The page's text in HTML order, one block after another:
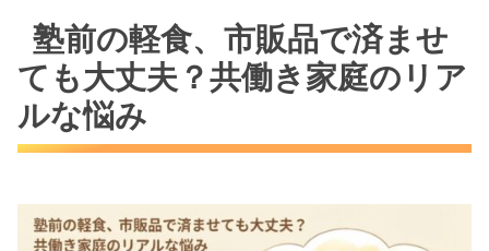
き家庭のリアルな悩み
手作りじゃなくても大丈夫！市販品の賢い
活用法と子供の満足度
夕飯に響かない「適量」と「タイミング」
の目安
【カテゴリ別】スーパーで買える！塾前におす
すめの市販軽食
塾前の軽食、市販品で済ませ
ても大丈夫？共働き家庭のリア
ルな悩み